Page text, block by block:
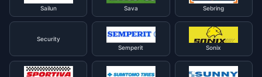
Sailun Sava Sebring
Security
Semperit
Sonix